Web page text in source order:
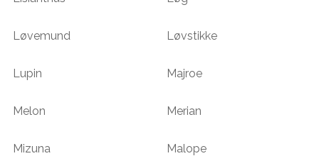
Løvemund Løvstikke
Lupin Majroe
Melon Merian
Mizuna Malope